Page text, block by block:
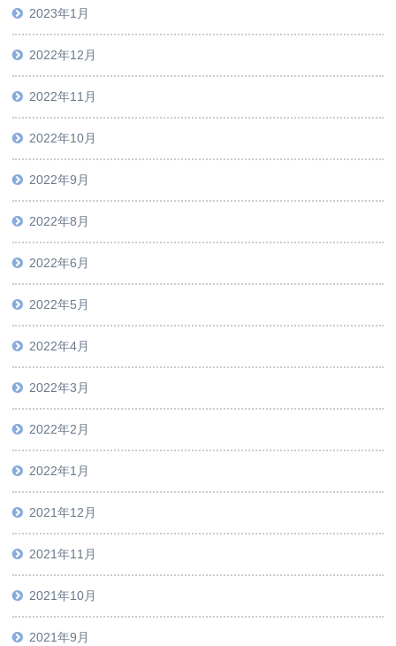
2023年1月
2022年12月
2022年11月
2022年10月
2022年9月
2022年8月
2022年6月
2022年5月
2022年4月
2022年3月
2022年2月
2022年1月
2021年12月
2021年11月
2021年10月
2021年9月